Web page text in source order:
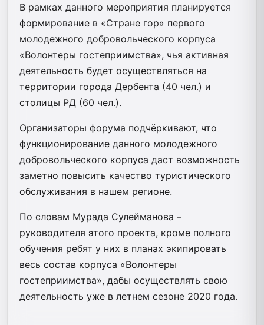
В рамках данного мероприятия планируется
формирование в «Стране гор» первого
молодежного добровольческого корпуса
«Волонтеры гостеприимства», чья активная
деятельность будет осуществляться на
территории города Дербента (40 чел.) и
столицы РД (60 чел.).
Организаторы форума подчёркивают, что
функционирование данного молодежного
добровольческого корпуса даст возможность
заметно повысить качество туристического
обслуживания в нашем регионе.
По словам Мурада Сулейманова –
руководителя этого проекта, кроме полного
обучения ребят у них в планах экипировать
весь состав корпуса «Волонтеры
гостеприимства», дабы осуществлять свою
деятельность уже в летнем сезоне 2020 года.